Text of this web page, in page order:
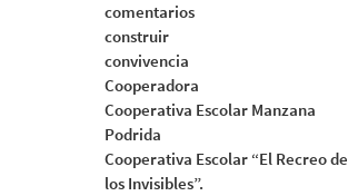
comentarios
construir
convivencia
Cooperadora
Cooperativa Escolar Manzana
Podrida
Cooperativa Escolar “El Recreo de
los Invisibles”.